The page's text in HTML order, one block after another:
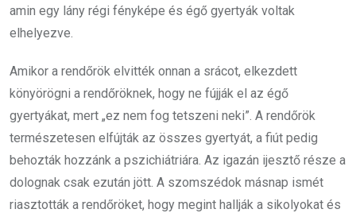
amin egy lány régi fényképe és égő gyertyák voltak
elhelyezve.
Amikor a rendőrök elvitték onnan a srácot, elkezdett
könyörögni a rendőröknek, hogy ne fújják el az égő
gyertyákat, mert „ez nem fog tetszeni neki”. A rendőrök
természetesen elfújták az összes gyertyát, a fiút pedig
behozták hozzánk a pszichiátriára. Az igazán ijesztő része a
dolognak csak ezután jött. A szomszédok másnap ismét
riasztották a rendőröket, hogy megint hallják a sikolyokat és